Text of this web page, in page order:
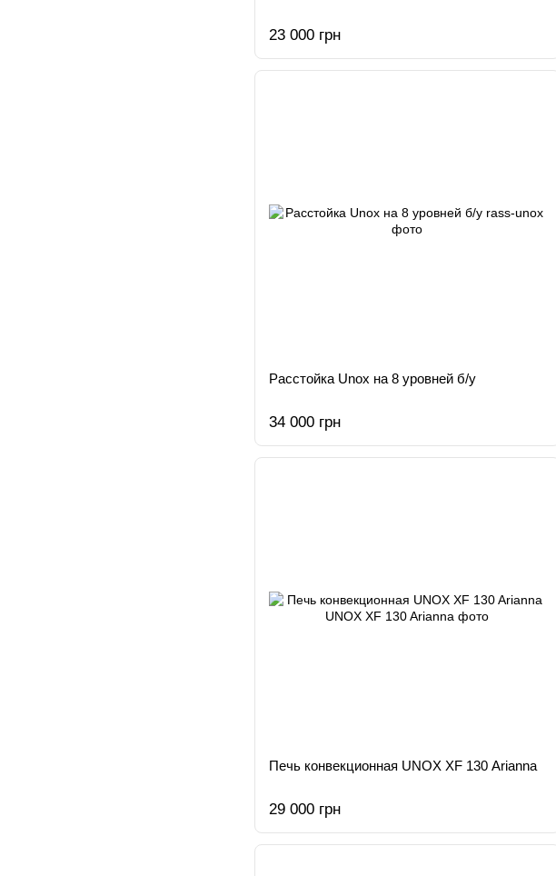
23 000 грн
Расстойка Unox на 8 уровней б/у
34 000 грн
Печь конвекционная UNOX XF 130 Arianna
29 000 грн